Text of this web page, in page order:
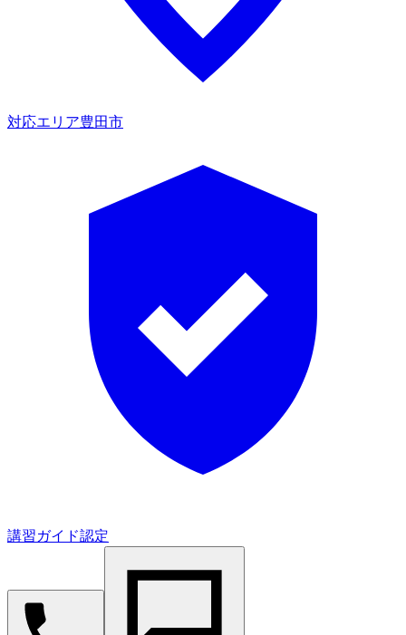
対応エリア豊田市
講習ガイド認定